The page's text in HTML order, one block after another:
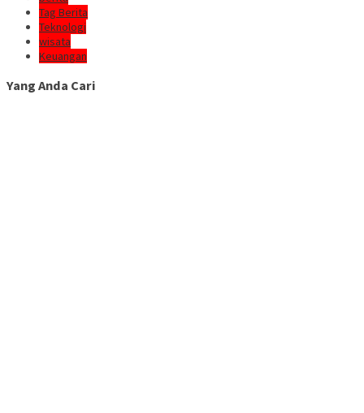
Tag Berita
Teknologi
wisata
Keuangan
Yang Anda Cari